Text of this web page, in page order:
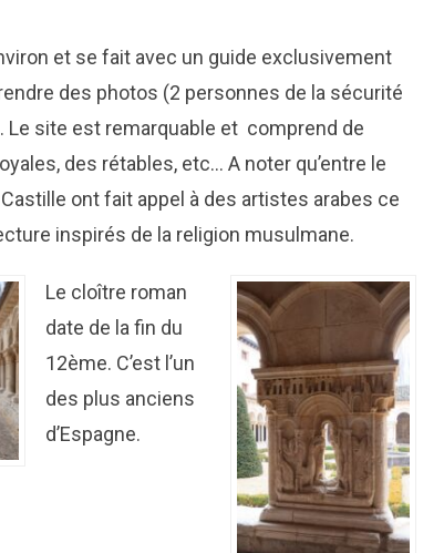
et se fait avec un guide exclusivement
des photos (2 personnes de la sécurité
site est remarquable et comprend de
des rétables, etc… A noter qu’entre le
ont fait appel à des artistes arabes ce
inspirés de la religion musulmane.
Le cloître roman
date de la fin du
12ème. C’est l’un
des plus anciens
d’Espagne.